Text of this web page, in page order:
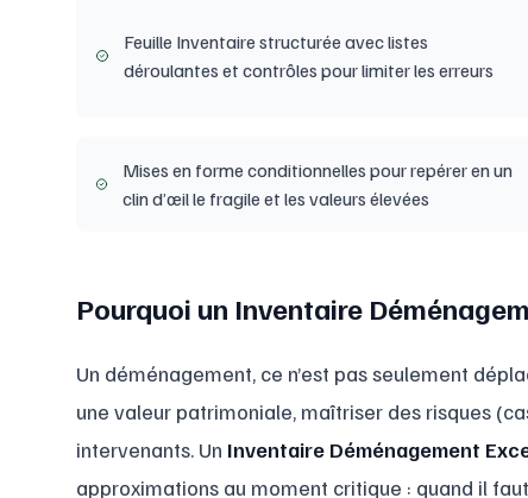
Feuille Inventaire structurée avec listes
déroulantes et contrôles pour limiter les erreurs
Mises en forme conditionnelles pour repérer en un
clin d’œil le fragile et les valeurs élevées
Pourquoi un Inventaire
Un déménagement, ce n’est pas seulement
une valeur patrimoniale, maîtriser des risques
intervenants. Un Inventaire Déménagement
approximations au moment critique : quand il